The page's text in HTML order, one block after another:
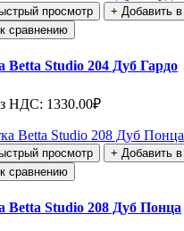
просмотр
+ Добавить
сравнению
Betta Studio 204 Дуб Гардо
НДС: 1330.00₽
просмотр
+ Добавить
сравнению
Betta Studio 208 Дуб Понца